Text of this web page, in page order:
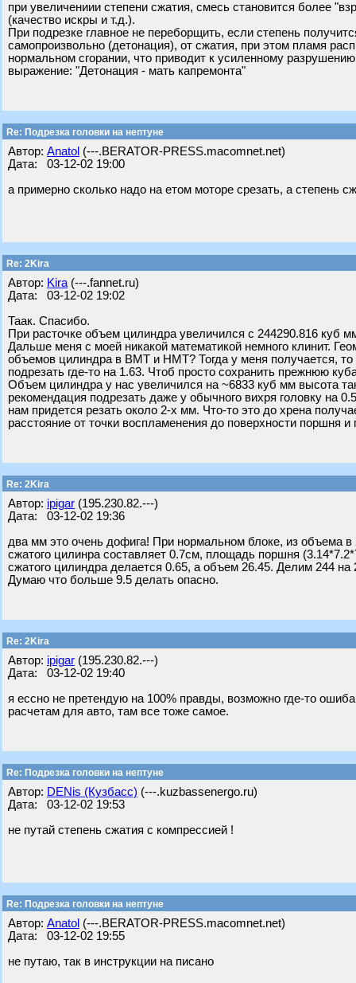
при увеличениии степени сжатия, смесь становится более
(качество искры и т.д.).
При подрезке главное не переборщить, если степень
самопроизвольно (детонация), от сжатия, при этом пламя
нормальном сгорании, что приводит к усиленному
выражение: "Детонация - мать капремонта"
Re: Подрезка головки на нептуне
Автор: Anatol (---.BERATOR-PRESS.macomnet.net)
Дата: 03-12-02 19:00
а примерно сколько надо на етом моторе срезать, а степень
Re: 2Kira
Автор: Kira (---.fannet.ru)
Дата: 03-12-02 19:02
Таак. Спасибо.
При расточке объем цилиндра увеличился с 244290.816 куб
Дальше меня с моей никакой математикой немного клинит.
объемов цилиндра в ВМТ и НМТ? Тогда у меня получается, то
подрезать где-то на 1.63. Чтоб просто сохранить прежнюю
Объем цилиндра у нас увеличился на ~6833 куб мм высота
рекомендация подрезать даже у обычного вихря головку на
нам придется резать около 2-х мм. Что-то это до хрена
расстояние от точки воспламенения до поверхности поршня
Re: 2Kira
Автор: ipigar (195.230.82.---)
Дата: 03-12-02 19:36
два мм это очень дофига! При нормальном блоке, из объема
сжатого цилинра составляет 0.7см, площадь поршня
сжатого цилиндра делается 0.65, а объем 26.45. Делим 244
Думаю что больше 9.5 делать опасно.
Re: 2Kira
Автор: ipigar (195.230.82.---)
Дата: 03-12-02 19:40
я ессно не претендую на 100% правды, возможно где-то
расчетам для авто, там все тоже самое.
Re: Подрезка головки на нептуне
Автор: DENis (Кузбасс) (---.kuzbassenergo.ru)
Дата: 03-12-02 19:53
не путай степень сжатия с компрессией !
Re: Подрезка головки на нептуне
Автор: Anatol (---.BERATOR-PRESS.macomnet.net)
Дата: 03-12-02 19:55
не путаю, так в инструкции на писано